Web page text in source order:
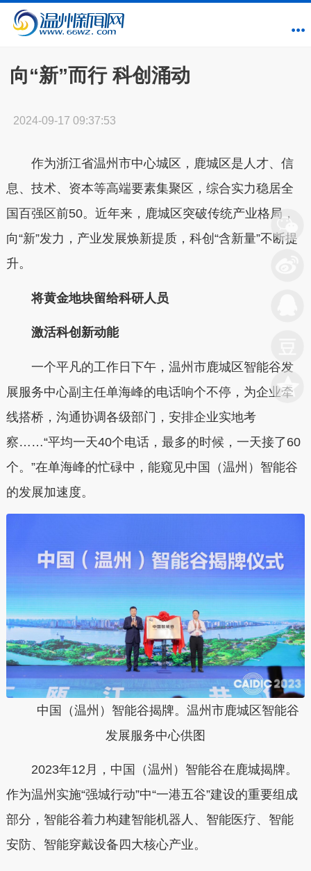
向“新”而行 科创涌动
2024-09-17 09:37:53
作为浙江省温州市中心城区，鹿城区是人才、信
息、技术、资本等高端要素集聚区，综合实力稳居全
国百强区前50。近年来，鹿城区突破传统产业格局，
向“新”发力，产业发展焕新提质， 科创 “含新量”不断提
升。
将黄金地块留给科研人员
激活科创新动能
一个平凡的工作日下午， 温州市鹿城区智能谷发
展服务中心副主任单海峰的电话响个不停，为企业牵
线搭桥，沟通协调各级部门，安排企业实地考
察……“平均一天40个电话，最多的时候，一天接了60
个。 ”在单海峰的忙碌中，能窥见中国（温州）智能谷
的发展加速度。
中国（温州）智能谷揭牌。温州市鹿城区智能谷
发展服务中心供图
2023年12 月，中国（温州）智能谷在鹿城揭牌。
作为温州实施“强城行动”中“一港五谷”建设的重要组成
部分 ，智能谷着力构建智能机器人、智能医疗、智能
安防、智能穿戴设备四大核心产业。